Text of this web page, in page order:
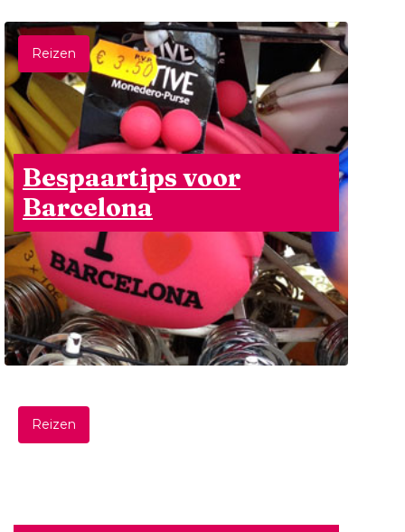
Reizen
Bespaartips voor
Barcelona
Reizen